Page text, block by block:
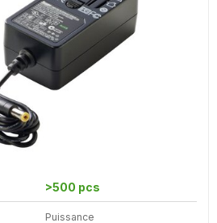
>500 pcs
Puissance